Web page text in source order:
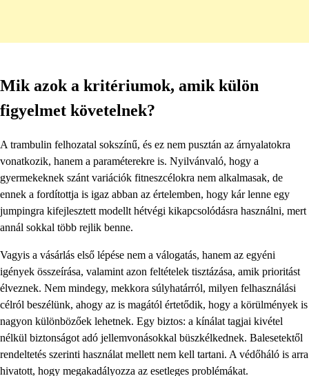
Mik azok a kritériumok, amik külön
figyelmet követelnek?
A trambulin felhozatal sokszínű, és ez nem pusztán az árnyalatokra
vonatkozik, hanem a paraméterekre is. Nyilvánvaló, hogy a
gyermekeknek szánt variációk fitneszcélokra nem alkalmasak, de
ennek a fordítottja is igaz abban az értelemben, hogy kár lenne egy
jumpingra kifejlesztett modellt hétvégi kikapcsolódásra használni, mert
annál sokkal több rejlik benne.
Vagyis a vásárlás első lépése nem a válogatás, hanem az egyéni
igények összeírása, valamint azon feltételek tisztázása, amik prioritást
élveznek. Nem mindegy, mekkora súlyhatárról, milyen felhasználási
célról beszélünk, ahogy az is magától értetődik, hogy a körülmények is
nagyon különbözőek lehetnek. Egy biztos: a kínálat tagjai kivétel
nélkül biztonságot adó jellemvonásokkal büszkélkednek. Balesetektől
rendeltetés szerinti használat mellett nem kell tartani. A védőháló is arra
hivatott, hogy megakadályozza az esetleges problémákat.